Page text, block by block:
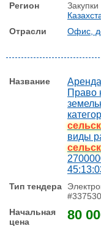
Закупки
Офис,
Право
виды
80